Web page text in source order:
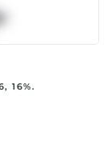
16%.